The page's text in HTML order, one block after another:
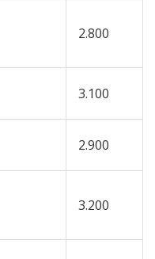
2.800
3.100
2.900
3.200